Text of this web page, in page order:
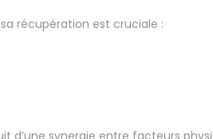
récupération est cruciale :
synergie entre facteurs